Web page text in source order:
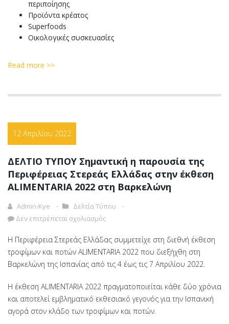
περιποίησης
Προϊόντα κρέατος
Superfoods
Οικολογικές συσκευασίες
Read more >>
12 Απριλίου 2022
ΔΕΛΤΙΟ ΤΥΠΟΥ Σημαντική η παρουσία της
Περιφέρειας Στερεάς Ελλάδας στην έκθεση
ALIMENTARIA 2022 στη Βαρκελώνη
Admin-Kye
Δελτία Τύπου
Δεν επιτρέπεται σχολιασμός
Η Περιφέρεια Στερεάς Ελλάδας συμμετείχε στη διεθνή έκθεση
τροφίμων και ποτών ALIMENTARIA 2022 που διεξήχθη στη
Βαρκελώνη της Ισπανίας από τις 4 έως τις 7 Απριλίου 2022.
Η έκθεση ALIMENTARIA 2022 πραγματοποιείται κάθε δύο χρόνια
και αποτελεί εμβληματικό εκθεσιακό γεγονός για την Ισπανική
αγορά στον κλάδο των τροφίμων και ποτών.